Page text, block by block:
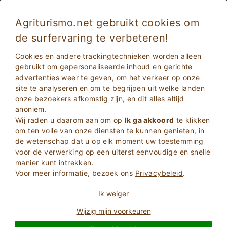
Agriturismo.net gebruikt cookies om
de surfervaring te verbeteren!
Cookies en andere trackingtechnieken worden alleen
gebruikt om gepersonaliseerde inhoud en gerichte
advertenties weer te geven, om het verkeer op onze
site te analyseren en om te begrijpen uit welke landen
onze bezoekers afkomstig zijn, en dit alles altijd
anoniem.
Wij raden u daarom aan om op Ik ga akkoord te klikken
om ten volle van onze diensten te kunnen genieten, in
de wetenschap dat u op elk moment uw toestemming
voor de verwerking op een uiterst eenvoudige en snelle
manier kunt intrekken.
Voor meer informatie, bezoek ons Privacybeleid.
Ik weiger
Wijzig mijn voorkeuren
2Volwassenen
0Kinderen ZOEKEN